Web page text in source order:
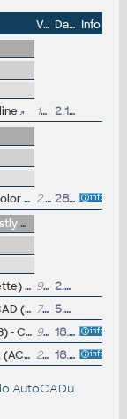
Velikost Datum Info
100kB
2.10.2013
Autodesk Color Book Editor - custom color books utility for the AutoCAD 2004,2006,2008... family 2.23MB
28.5.2008
Free applications and CAD utilities (mostly our freeware & trials)
Dunn Edwards color book (perfect palette) for AutoCAD (ACB) 92kB
2.5.2013
Benjamin Moore Color Books for AutoCAD (ACB)
75kB
5.4.2012
Resene Color Books for AutoCAD (ACB) - COLORSTEEL Roof Colours plus other palettes
9591
18.8.2008
Sherwin-Williams AutoCAD Color Book (ACB color collection)
228kB 18.8.2008
AutoCADu